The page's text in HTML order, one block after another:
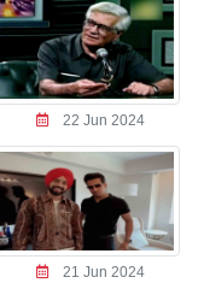
22 Jun 2024
21 Jun 2024